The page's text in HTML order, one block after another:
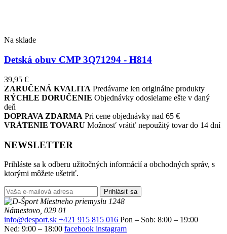
Na sklade
Detská obuv CMP 3Q71294 - H814
39,95 €
ZARUČENÁ KVALITA Predávame len originálne produkty
RÝCHLE DORUČENIE Objednávky odosielame ešte v daný
deň
DOPRAVA ZDARMA Pri cene objednávky nad 65 €
VRÁTENIE TOVARU Možnosť vrátiť nepoužitý tovar do 14 dní
NEWSLETTER
Prihláste sa k odberu užitočných informácií a obchodných správ, s
ktorými môžete ušetriť.
Prihlásiť sa
Miestneho priemyslu 1248
Námestovo, 029 01
info@desport.sk +421 915 815 016 Pon – Sob: 8:00 – 19:00
Ned: 9:00 – 18:00 facebook instagram